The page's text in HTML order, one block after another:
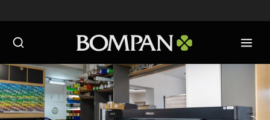
al
contenuto